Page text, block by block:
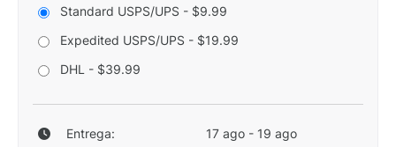
Standard USPS/UPS - $9.99
Expedited USPS/UPS - $19.99
DHL - $39.99
Entrega:
17 ago - 19 ago